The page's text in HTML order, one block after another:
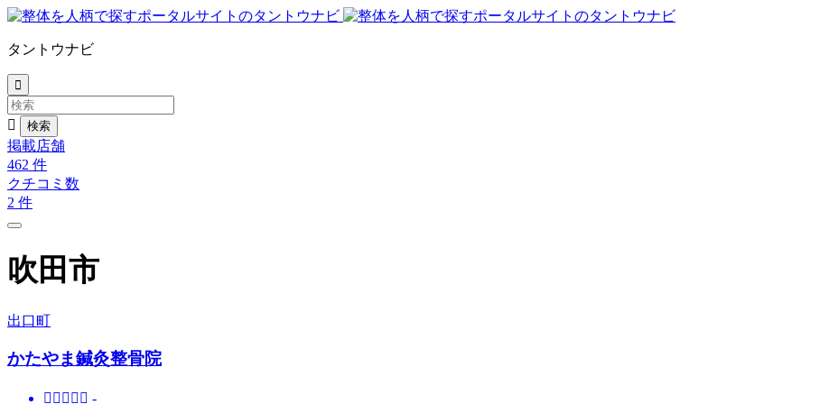
タントウナビ


掲載店舗
462 件
クチコミ数
2 件
吹田市
出口町
かたやま鍼灸整骨院
     -